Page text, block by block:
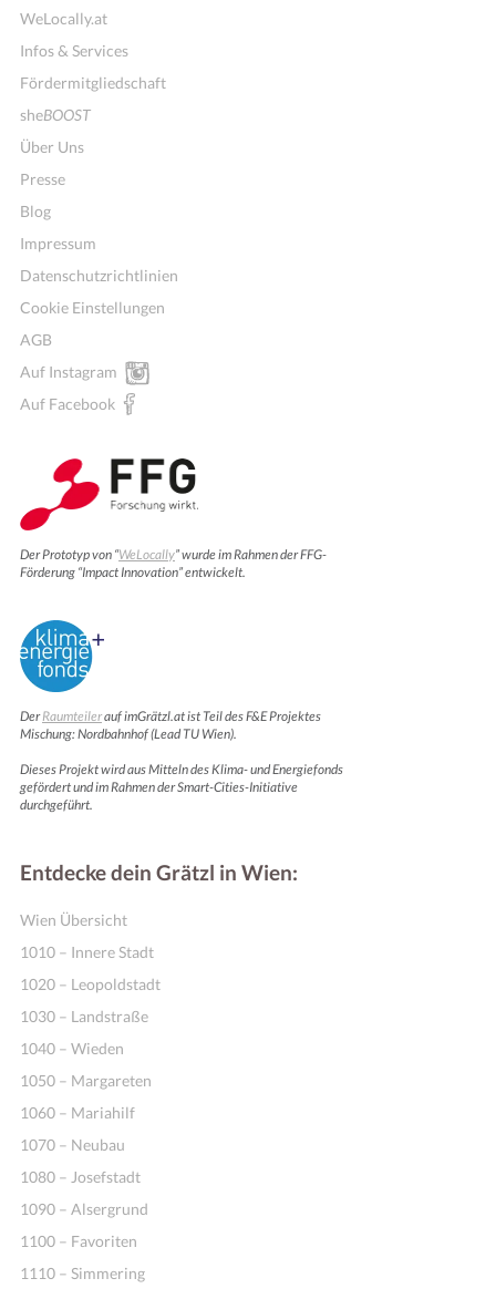
WeLocally.at
Infos & Services
Fördermitgliedschaft
sheBOOST
Über Uns
Presse
Blog
Impressum
Datenschutzrichtlinien
Cookie Einstellungen
AGB
Auf Instagram
Auf Facebook
Der Prototyp von “WeLocally” wurde im Rahmen der FFG-
Förderung “Impact Innovation” entwickelt.
DerRaumteilerauf imGrätzl.at ist Teil des F&E Projektes
Mischung: Nordbahnhof (Lead TU Wien).
Dieses Projekt wird aus Mitteln des Klima- und Energiefonds
gefördert und im Rahmen der Smart-Cities-Initiative
durchgeführt.
Entdecke dein Grätzl in Wien:
Wien Übersicht
1010 – Innere Stadt
1020 – Leopoldstadt
1030 – Landstraße
1040 – Wieden
1050 – Margareten
1060 – Mariahilf
1070 – Neubau
1080 – Josefstadt
1090 – Alsergrund
1100 – Favoriten
1110 – Simmering